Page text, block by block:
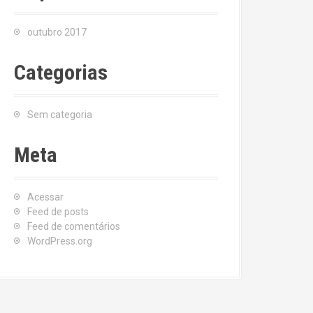
outubro 2017
Categorias
Sem categoria
Meta
Acessar
Feed de posts
Feed de comentários
WordPress.org